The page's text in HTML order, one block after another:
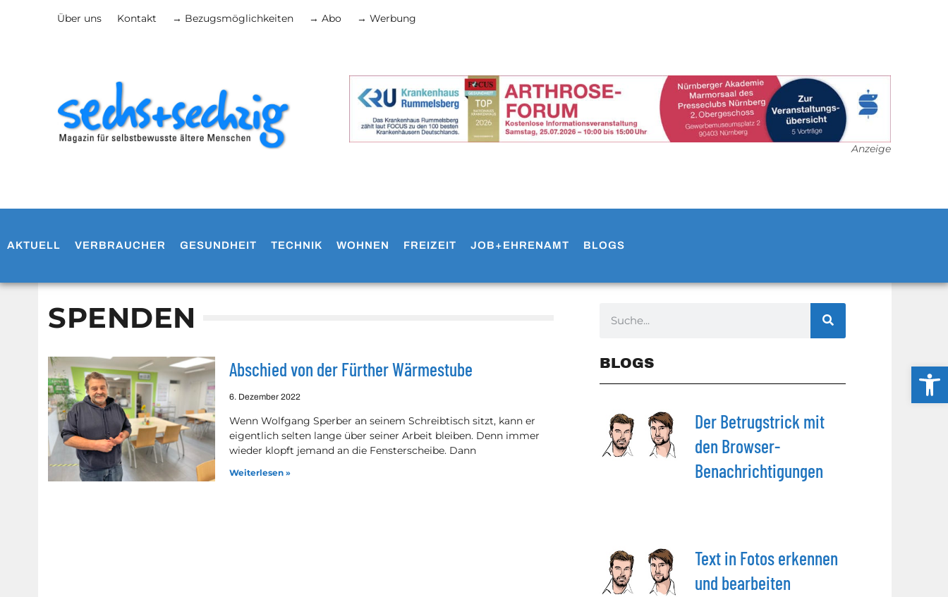
Über uns Kontakt → Bezugsmöglichkeiten → Abo → Werbung
Anzeige
AKTUELL VERBRAUCHER GESUNDHEIT TECHNIK WOHNEN FREIZEIT JOB+EHRENAMT BLOGS
SPENDEN
Abschied von der Fürther Wärmestube
6. Dezember 2022
Wenn Wolfgang Sperber an seinem Schreibtisch sitzt, kann er
eigentlich selten lange über seiner Arbeit bleiben. Denn immer
wieder klopft jemand an die Fensterscheibe. Dann
Weiterlesen »
BLOGS
Der Betrugstrick mit
den Browser-
Benachrichtigungen
Text in Fotos erkennen
und bearbeiten